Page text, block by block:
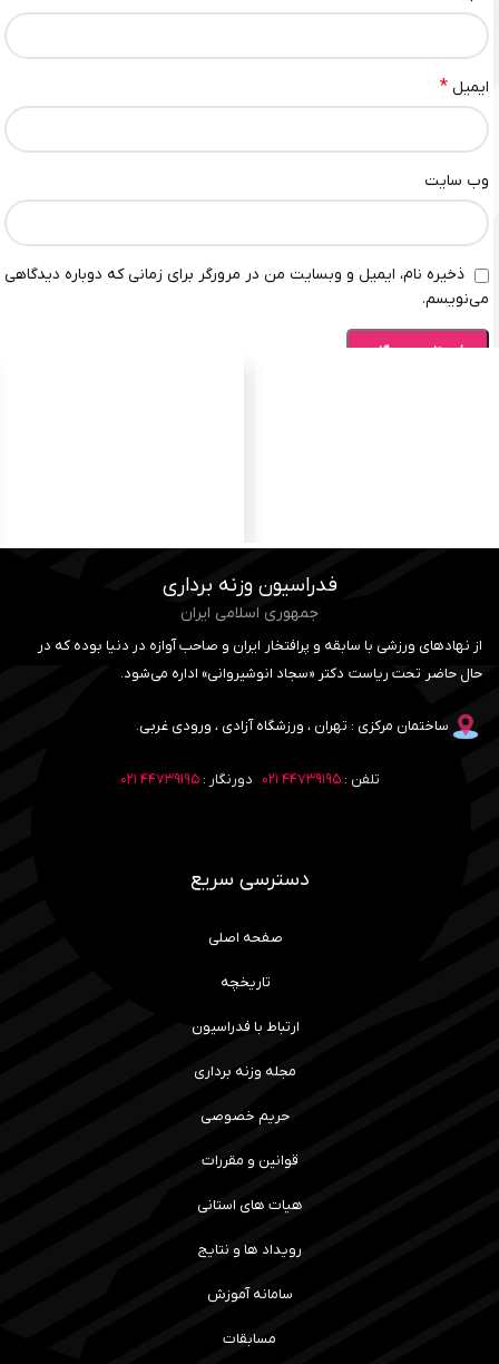
ایمیل *
وب‌ سایت
ذخیره نام، ایمیل و وبسایت من در مرورگر برای زمانی که دوباره دیدگاهی
می‌نویسم.
فدراسیون وزنه برداری
جمهوری اسلامی ایران
از نهادهای ورزشی با سابقه و پرافتخار ایران و صاحب آوازه در دنیا بوده که در
حال حاضر تحت ریاست دکتر «سجاد انوشیروانی» اداره می‌شود.
ساختمان مرکزی : تهران ، ورزشگاه آزادی ، ورودی غربی.
تلفن :۴۴۷۳۹۱۹۵ ۰۲۱ دورنگار :۴۴۷۳۹۱۹۵ ۰۲۱
دسترسی سریع
صفحه اصلی
تاریخچه
ارتباط با فدراسیون
مجله وزنه برداری
حریم خصوصی
قوانین و مقررات
هیات های استانی
رویداد ها و نتایج
سامانه آموزش
مسابقات